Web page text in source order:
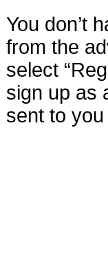
You don’t
from the
select
sign up as
sent to